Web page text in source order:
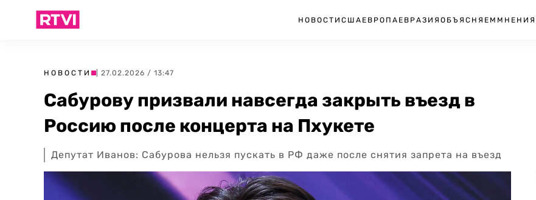
НОВОСТИ США ЕВРОПА ЕВРАЗИЯ ОБЪЯСНЯЕМ МНЕНИЯ
НОВОСТИ | 27.02.2026 / 13:47
Сабурову призвали навсегда закрыть въезд в
Россию после концерта на Пхукете
Депутат Иванов: Сабурова нельзя пускать в РФ даже после снятия запрета на въезд